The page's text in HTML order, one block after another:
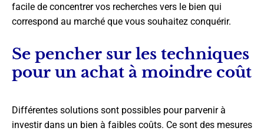
facile de concentrer vos recherches vers le bien qui
correspond au marché que vous souhaitez conquérir.
Se pencher sur les techniques
pour un achat à moindre coût
Différentes solutions sont possibles pour parvenir à
investir dans un bien à faibles coûts. Ce sont des mesures